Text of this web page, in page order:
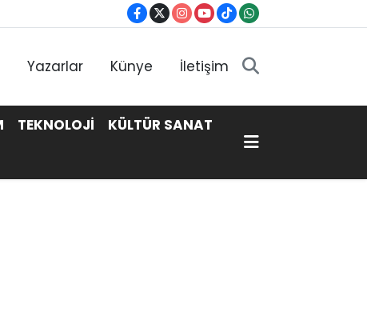
Yazarlar Künye İletişim
TEKNOLOJİ
KÜLTÜR SANAT